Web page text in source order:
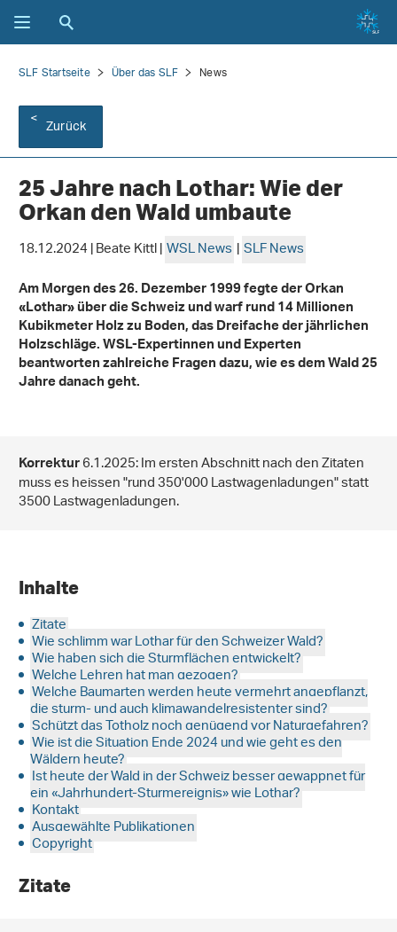
SLF Startseite Über das SLF News
Zurück
25 Jahre nach Lothar: Wie der
Orkan den Wald umbaute
18.12.2024 | Beate Kittl |WSL News|SLF News
Am Morgen des 26. Dezember 1999 fegte der Orkan
«Lothar» über die Schweiz und warf rund 14 Millionen
Kubikmeter Holz zu Boden, das Dreifache der jährlichen
Holzschläge. WSL-Expertinnen und Experten
beantworten zahlreiche Fragen dazu, wie es dem Wald 25
Jahre danach geht.
Korrektur6.1.2025: Im ersten Abschnitt nach den Zitaten
muss es heissen "rund 350'000 Lastwagenladungen" statt
3500 Lastwagenladungen.
Inhalte
Zitate
Wie schlimm war Lothar für den Schweizer Wald?
Wie haben sich die Sturmflächen entwickelt?
Welche Lehren hat man gezogen?
Welche Baumarten werden heute vermehrt angepflanzt,
die sturm- und auch klimawandelresistenter sind?
Schützt das Totholz noch genügend vor Naturgefahren?
Wie ist die Situation Ende 2024 und wie geht es den
Wäldern heute?
Ist heute der Wald in der Schweiz besser gewappnet für
ein «Jahrhundert-Sturmereignis» wie Lothar?
Kontakt
Ausgewählte Publikationen
Copyright
Zitate